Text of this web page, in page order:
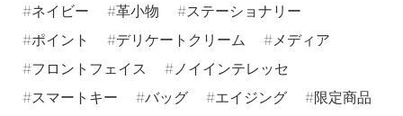
ネイビー
革小物
ステーショナリー
ポイント
デリケートクリーム
メディア
フロントフェイス
ノイインテレッセ
スマートキー
バッグ エイジング
限定商品